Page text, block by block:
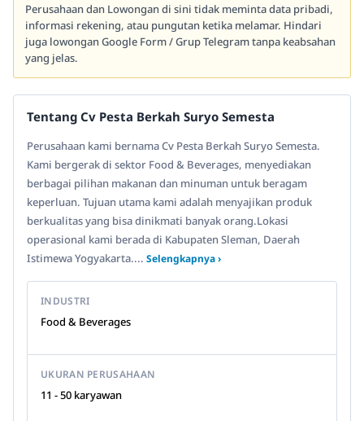
Perusahaan dan Lowongan di sini tidak meminta data pribadi,
informasi rekening, atau pungutan ketika melamar. Hindari
juga lowongan Google Form / Grup Telegram tanpa keabsahan
yang jelas.
Tentang Cv Pesta Berkah Suryo Semesta
Perusahaan kami bernama Cv Pesta Berkah Suryo Semesta.
Kami bergerak di sektor Food & Beverages, menyediakan
berbagai pilihan makanan dan minuman untuk beragam
keperluan. Tujuan utama kami adalah menyajikan produk
berkualitas yang bisa dinikmati banyak orang.Lokasi
operasional kami berada di Kabupaten Sleman, Daerah
Istimewa Yogyakarta.... Selengkapnya ›
INDUSTRI
Food & Beverages
UKURAN PERUSAHAAN
11 - 50 karyawan